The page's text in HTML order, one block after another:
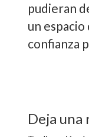
pudieran
un
confianza
Deja una